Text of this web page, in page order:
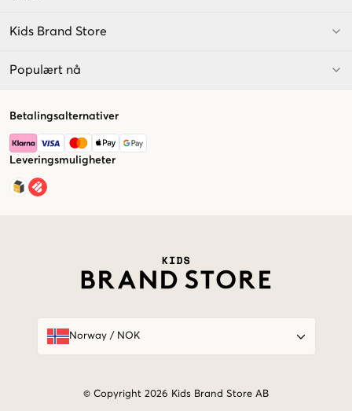
Kids Brand Store
Populært nå
Betalingsalternativer
Leveringsmuligheter
Norway/ NOK
© Copyright 2026 Kids Brand Store AB